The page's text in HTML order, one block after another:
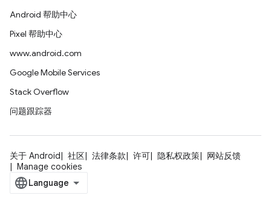
Android 帮助中心
Pixel 帮助中心
www.android.com
Google Mobile Services
Stack Overflow
问题跟踪器
关于 Android 社区 法律条款 许可 隐私权政策
网站反馈
Manage cookies